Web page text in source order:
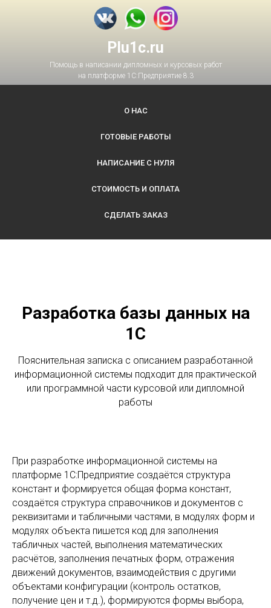
Plu1c.ru
Помощь в написании дипломных и курсовых работ
на платформе 1С:Предприятие 8.3
О НАС
ГОТОВЫЕ РАБОТЫ
НАПИСАНИЕ С НУЛЯ
СТОИМОСТЬ И ОПЛАТА
СДЕЛАТЬ ЗАКАЗ
Разработка базы данных на
1С
Пояснительная записка с описанием разработанной
информационной системы подходит для практической
или программной части курсовой или дипломной
работы
При разработке информационной системы на
платформе 1С:Предприятие создаётся структура
констант и формируется общая форма констант,
создаётся структура справочников и документов с
реквизитами и табличными частями, в модулях форм и
модулях объекта пишется код для заполнения
табличных частей, выполнения математических
расчётов, заполнения печатных форм, отражения
движений документов, взаимодействия с другими
объектами конфигурации (контроль остатков,
получение цен и т.д.), формируются формы выбора,